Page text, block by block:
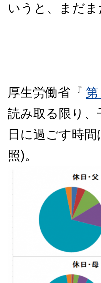
いうと、まだ
厚生労働省『
読み取る限り
日に過ごす時
照)。